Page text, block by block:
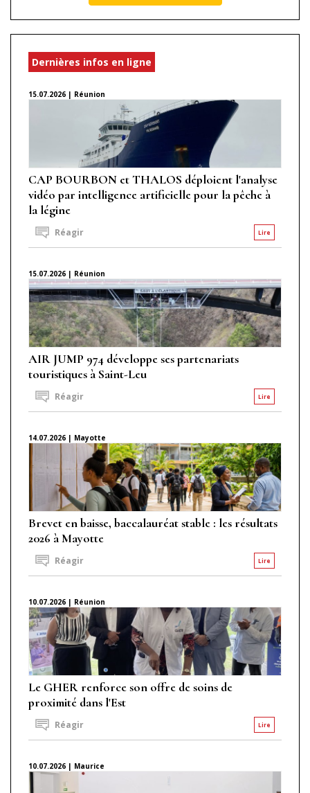
Dernières infos en ligne
15.07.2026 | Réunion
CAP BOURBON et THALOS déploient l'analyse
vidéo par intelligence artificielle pour la pêche à
la légine
Lire
Réagir
15.07.2026 | Réunion
AIR JUMP 974 développe ses partenariats
touristiques à Saint-Leu
Lire
Réagir
14.07.2026 | Mayotte
Brevet en baisse, baccalauréat stable : les résultats
2026 à Mayotte
Lire
Réagir
10.07.2026 | Réunion
Le GHER renforce son offre de soins de
proximité dans l'Est
Lire
Réagir
10.07.2026 | Maurice